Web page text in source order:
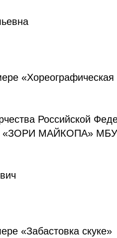
«Хореографическая
Российской
«ЗОРИ МАЙКОПА»
«Забастовка скуке»